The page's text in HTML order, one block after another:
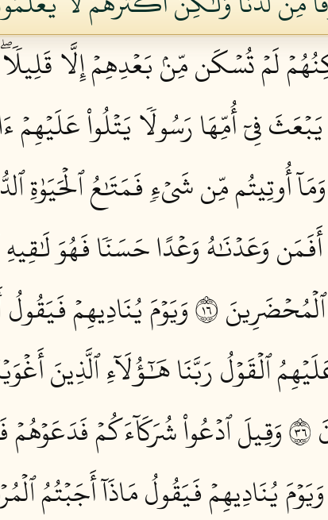
لَمۡ تُسۡكَن مِّنۢ بَعۡدِهِمۡ إِلَّا قَلِيلٗاۖ
فِيٓ أُمِّهَا رَسُولٗا يَتۡلُواْ عَلَيۡهِمۡ
وَمَآ أُوتِيتُم مِّن شَيۡءٖ فَمَتَٰعُ ٱلۡحَيَوٰةِ
أَفَمَن وَعَدۡنَٰهُ وَعۡدًا حَسَنٗا فَهُوَ لَٰقِيهِ
٦١
وَيَوۡمَ يُنَادِيهِمۡ
ٱلۡقَوۡلُ رَبَّنَا هَٰٓؤُلَآءِ ٱلَّذِينَ
وَقِيلَ ٱدۡعُواْ شُرَكَآءَكُمۡ فَدَعَوۡهُمۡ
وَيَوۡمَ يُنَادِيهِمۡ فَيَقُولُ مَاذَآ أَجَبۡتُمُ